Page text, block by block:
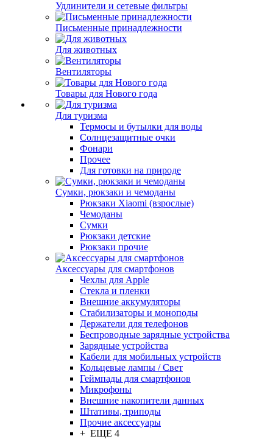
Удлинители и сетевые фильтры
Письменные принадлежности
Для животных
Вентиляторы
Товары для Нового года
Для туризма
Термосы и бутылки для воды
Солнцезащитные очки
Фонари
Прочее
Для готовки на природе
Сумки, рюкзаки и чемоданы
Рюкзаки Xiaomi (взрослые)
Чемоданы
Сумки
Рюкзаки детские
Рюкзаки прочие
Аксессуары для смартфонов
Чехлы для Apple
Стекла и пленки
Внешние аккумуляторы
Стабилизаторы и моноподы
Держатели для телефонов
Беспроводные зарядные устройства
Зарядные устройства
Кабели для мобильных устройств
Кольцевые лампы / Свет
Геймпады для смартфонов
Микрофоны
Внешние накопители данных
Штативы, триподы
Прочие аксессуары
+ ЕЩЕ 4